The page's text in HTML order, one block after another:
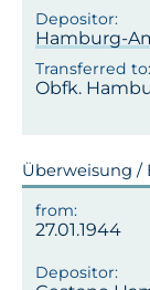
Hamburg-
Obfk.
Überweisung /
27.01.1944